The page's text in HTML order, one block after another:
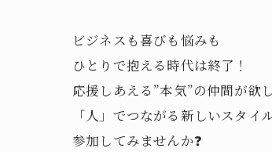
ビジネスも喜びも悩みも
ひとりで抱える時代は終了！
応援しあえる”本気”の仲間が欲
「人」でつながる新しいスタイ
参加してみませんか❓